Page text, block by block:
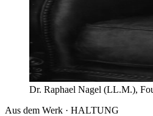
Dr. Raphael Nagel (LL.M.),
Aus dem Werk · HALTUNG